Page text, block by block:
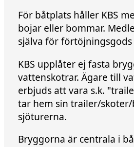
För båtplats håller KBS
bojar eller bommar.
själva för förtöjningsgods
KBS upplåter ej fasta
vattenskotrar. Ägare till
erbjuds att vara s.k.
tar hem sin trailer/
sjöturerna.
Bryggorna är centrala i